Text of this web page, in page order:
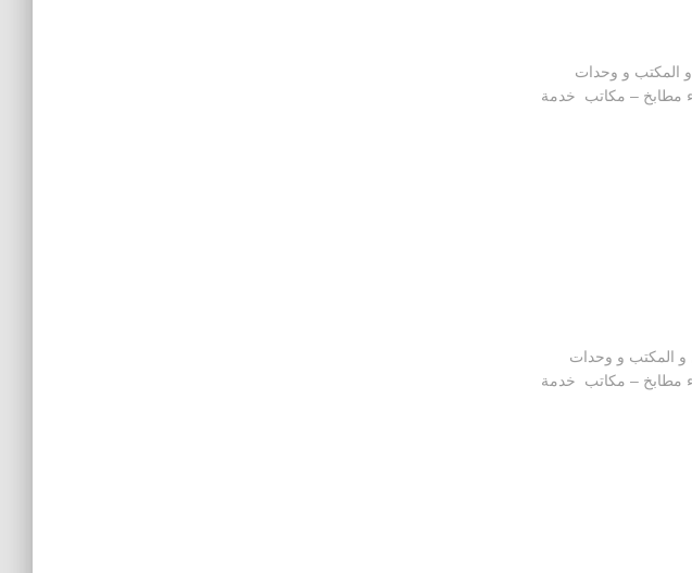
المكتب و وحدات
شراء مطابخ – مكاتب خدمة
و المكتب و وحدات
شراء مطابخ – مكاتب خدمة